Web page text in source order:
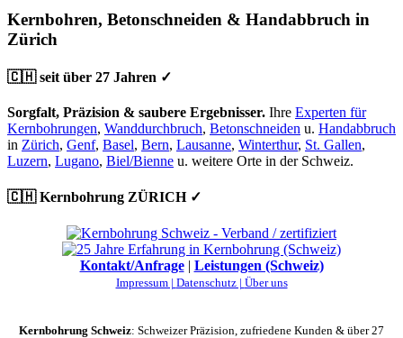
Kernbohren, Betonschneiden & Handabbruch in
Zürich
🇨🇭 seit über 27 Jahren ✓
Sorgfalt, Präzision & saubere Ergebnisser. Ihre Experten für
Kernbohrungen, Wanddurchbruch, Betonschneiden u. Handabbruch
in Zürich, Genf, Basel, Bern, Lausanne, Winterthur, St. Gallen,
Luzern, Lugano, Biel/Bienne u. weitere Orte in der Schweiz.
🇨🇭 Kernbohrung ZÜRICH ✓
Kontakt/Anfrage| Leistungen (Schweiz)
Impressum | Datenschutz | Über uns
Kernbohrung Schweiz: Schweizer Präzision, zufriedene Kunden & über 27